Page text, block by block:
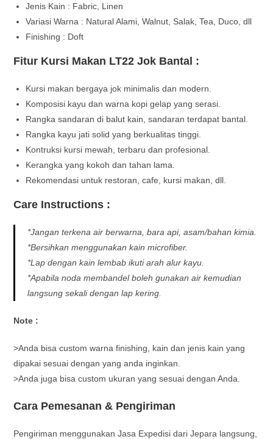
Jenis Kain : Fabric, Linen
Variasi Warna : Natural Alami, Walnut, Salak, Tea, Duco, dll
Finishing : Doft
Fitur Kursi Makan LT22 Jok Bantal :
Kursi makan bergaya jok minimalis dan modern.
Komposisi kayu dan warna kopi gelap yang serasi.
Rangka sandaran di balut kain, sandaran terdapat bantal.
Rangka kayu jati solid yang berkualitas tinggi.
Kontruksi kursi mewah, terbaru dan profesional.
Kerangka yang kokoh dan tahan lama.
Rekomendasi untuk restoran, cafe, kursi makan, dll.
Care Instructions :
*Jangan terkena air berwarna, bara api, asam/bahan kimia.
*Bersihkan menggunakan kain microfiber.
*Lap dengan kain lembab ikuti arah alur kayu.
*Apabila noda membandel boleh gunakan air kemudian
langsung sekali dengan lap kering.
Note :
>Anda bisa custom warna finishing, kain dan jenis kain yang
dipakai sesuai dengan yang anda inginkan.
>Anda juga bisa custom ukuran yang sesuai dengan Anda.
Cara Pemesanan & Pengiriman
Pengiriman menggunakan Jasa Expedisi dari Jepara langsung,